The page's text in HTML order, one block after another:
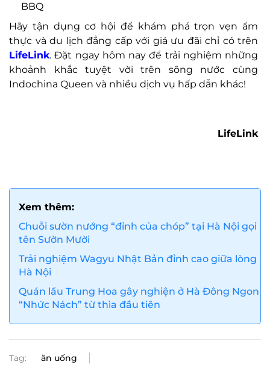
BBQ
Hãy tận dụng cơ hội để khám phá trọn vẹn ẩm
thực và du lịch đẳng cấp với giá ưu đãi chỉ có trên
LifeLink. Đặt ngay hôm nay để trải nghiệm những
khoảnh khắc tuyệt vời trên sông nước cùng
Indochina Queen và nhiều dịch vụ hấp dẫn khác!
LifeLink
Xem thêm:
Chuỗi sườn nướng “đỉnh của chóp” tại Hà Nội gọi
tên Sườn Mười
Trải nghiệm Wagyu Nhật Bản đỉnh cao giữa lòng
Hà Nội
Quán lẩu Trung Hoa gây nghiện ở Hà Đông Ngon
“Nhức Nách” từ thìa đầu tiên
Tag: ăn uống